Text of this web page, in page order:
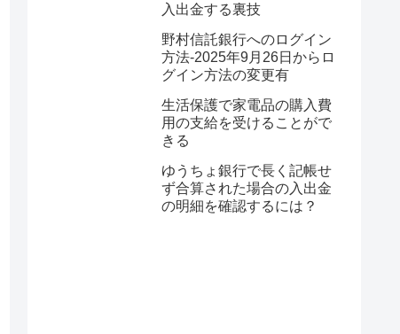
入出金する裏技
野村信託銀行へのログイン
方法-2025年9月26日からロ
グイン方法の変更有
生活保護で家電品の購入費
用の支給を受けることがで
きる
ゆうちょ銀行で長く記帳せ
ず合算された場合の入出金
の明細を確認するには？